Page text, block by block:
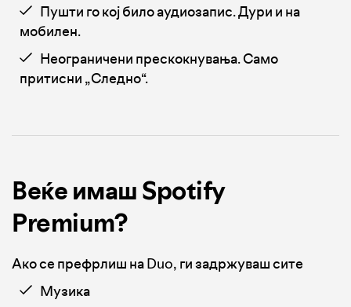
Пушти го кој било аудиозапис. Дури и на
мобилен.
Неограничени прескокнувања. Само
притисни „Следно“.
Веќе имаш Spotify
Premium?
Ако се префрлиш на Duo, ги задржуваш сите
Музика